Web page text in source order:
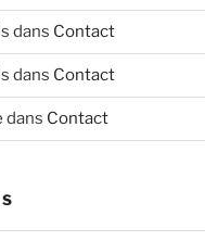
dans Contact
dans Contact
dans Contact